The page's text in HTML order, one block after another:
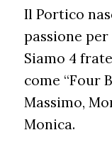
Il Portico
passione
Siamo 4
come “Four
Massimo,
Monica.